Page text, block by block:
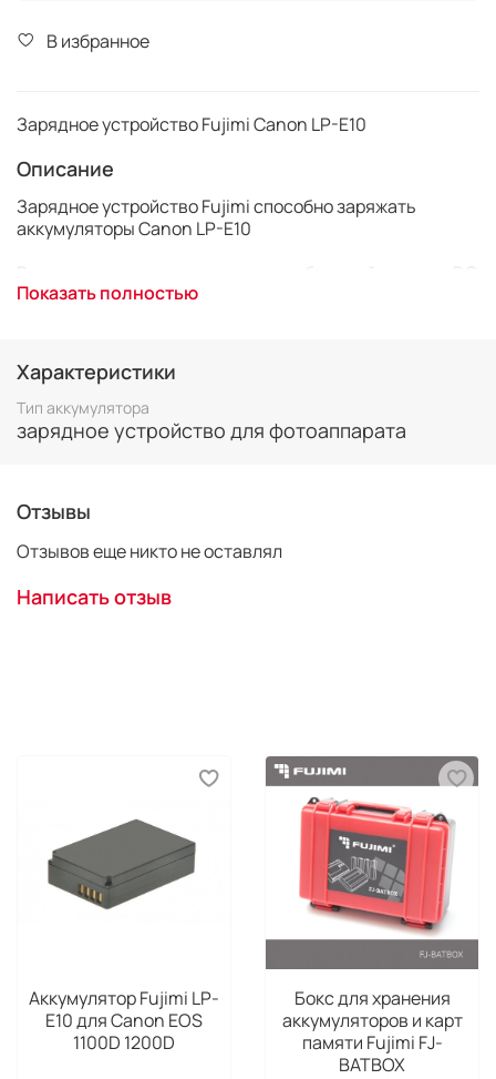
В избранное
Зарядное устройство Fujimi Canon LP-E10
Описание
Зарядное устройство Fujimi способно заряжать
аккумуляторы Canon LP-E10
12-24 Вольт и сетевой адаптер 100-240 Вольт.
Входное напряжение: AC 100-240 Вольт 50-60 Гц
или DC 12-24 Вольт
Выходное напряжение: DC 4,2 Вольт 600 mA
Показать полностью
Характеристики
Тип аккумулятора
зарядное устройство для фотоаппарата
Отзывы
Отзывов еще никто не оставлял
Написать отзыв
Аккумулятор Fujimi LP-
E10 для Canon EOS
1100D 1200D
Бокс для хранения
аккумуляторов и карт
памяти Fujimi FJ-
BATBOX